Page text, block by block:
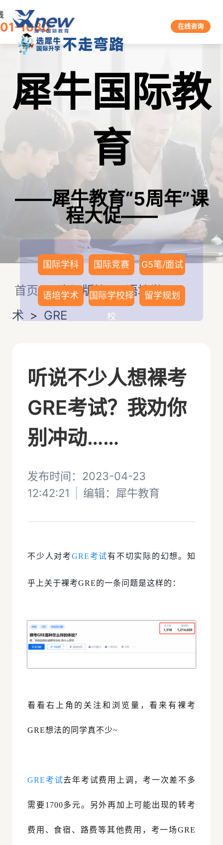
1680 在线咨询
犀牛国际教
育
——犀牛教育“5周年”课
程大促——
国际学科 国际竞赛 G5笔/面试
语培学术
国际学校择
校
留学规划
首页>资讯版块>语培学
术 > GRE
听说不少人想裸考
GRE考试？我劝你
别冲动……
发布时间：2023-04-23
12:42:21
编辑：犀牛教育
不少人对考GRE考试有不切实际的幻想。知
乎上关于裸考GRE的一条问题是这样的：
看看右上角的关注和浏览量，看来有裸考
GRE想法的同学真不少~
GRE考试去年考试费用上调，考一次差不多
需要1700多元。另外再加上可能出现的转考
费用、食宿、路费等其他费用，考一场GRE